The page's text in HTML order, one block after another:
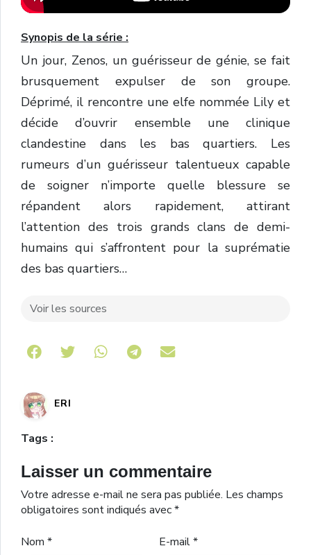
Synopis de la série :
Un jour, Zenos, un guérisseur de génie, se fait
brusquement expulser de son groupe.
Déprimé, il rencontre une elfe nommée Lily et
décide d’ouvrir ensemble une clinique
clandestine dans les bas quartiers. Les
rumeurs d’un guérisseur talentueux capable
de soigner n’importe quelle blessure se
répandent alors rapidement, attirant
l’attention des trois grands clans de demi-
humains qui s’affrontent pour la suprématie
des bas quartiers…
Voir les sources
Share on Telegram
ERI
Tags :
Laisser un commentaire
Votre adresse e-mail ne sera pas publiée. Les champs
obligatoires sont indiqués avec*
Nom * E-mail*